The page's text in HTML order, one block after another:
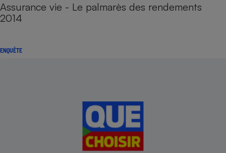
Assurance vie - Le palmarès des rendements
2014
ENQUÊTE